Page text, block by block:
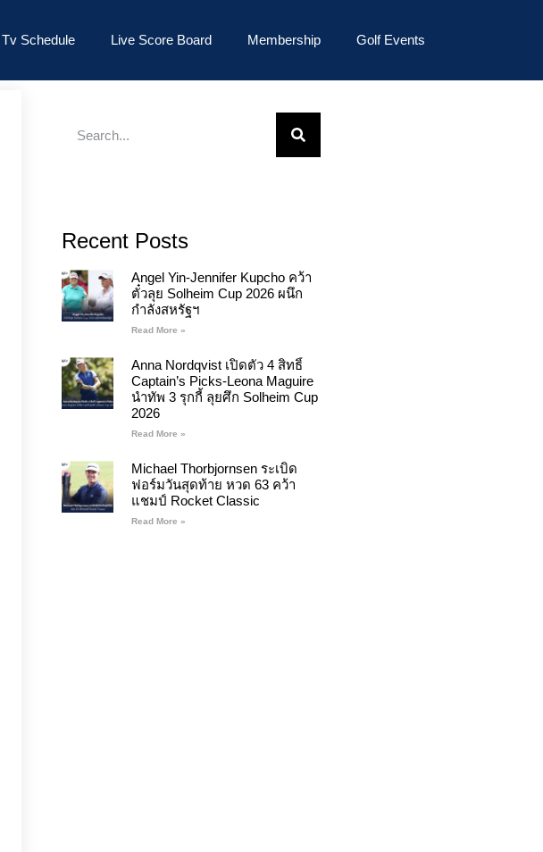
Tv Schedule Live Score Board Membership Golf Events
Recent Posts
Angel Yin-Jennifer Kupcho คว้า
ตั๋วลุย Solheim Cup 2026 ผนึก
กำลังสหรัฐฯ
Read More »
Anna Nordqvist เปิดตัว 4 สิทธิ์
Captain’s Picks-Leona Maguire
นำทัพ 3 รุกกี้ ลุยศึก Solheim Cup
2026
Read More »
Michael Thorbjornsen ระเบิด
ฟอร์มวันสุดท้าย หวด 63 คว้า
แชมป์ Rocket Classic
Read More »